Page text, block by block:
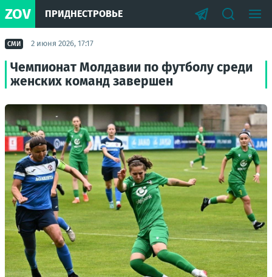
ZOV ПРИДНЕСТРОВЬЕ
СМИ 2 июня 2026, 17:17
Чемпионат Молдавии по футболу среди
женских команд завершен